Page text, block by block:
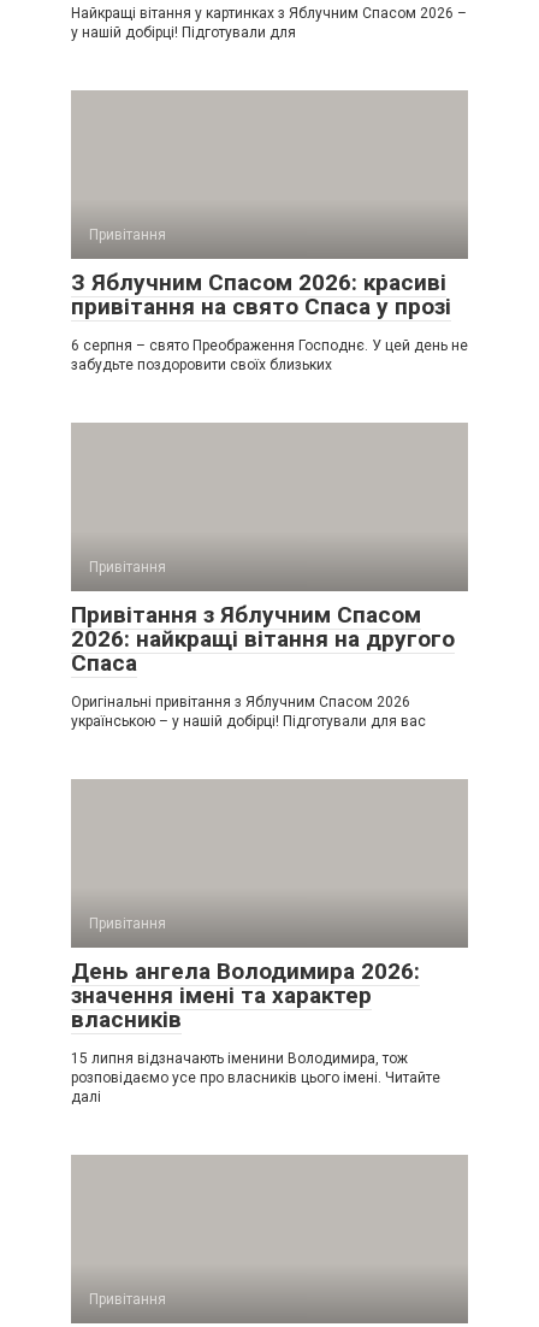
Найкращі вітання у картинках з Яблучним Спасом 2026 –
у нашій добірці! Підготували для
Привітання
З Яблучним Спасом 2026: красиві
привітання на свято Спаса у прозі
6 серпня – свято Преображення Господнє. У цей день не
забудьте поздоровити своїх близьких
Привітання
Привітання з Яблучним Спасом
2026: найкращі вітання на другого
Спаса
Оригінальні привітання з Яблучним Спасом 2026
українською – у нашій добірці! Підготували для вас
Привітання
День ангела Володимира 2026:
значення імені та характер
власників
15 липня відзначають іменини Володимира, тож
розповідаємо усе про власників цього імені. Читайте
далі
Привітання